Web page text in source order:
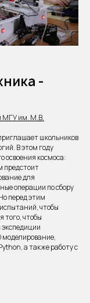
-
МГУ им. М.В.
школьников
В этом году
освоения космоса:
предстоит
для
операции по сбору
перед этим
чтобы
того, чтобы
а также работу с